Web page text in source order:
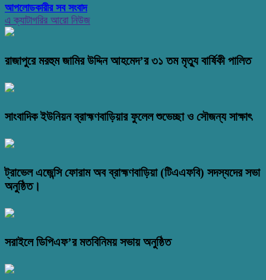
আপলোডকারীর সব সংবাদ
এ ক্যাটাগরির আরো নিউজ
রাজাপুরে মরহুম জামির উদ্দিন আহমেদ’র ৩১ তম মৃত্যু বার্ষিকী পালিত
সাংবাদিক ইউনিয়ন ব্রাহ্মণবাড়িয়ার ফুলেল শুভেচ্ছা ও সৌজন্য সাক্ষাৎ
ট্রাভেল এজেন্সি ফোরাম অব ব্রাহ্মণবাড়িয়া (টিএএফবি) সদস্যদের সভা
অনুষ্ঠিত।
সরাইলে ডিপিএফ’র মতবিনিময় সভায় অনুষ্ঠিত